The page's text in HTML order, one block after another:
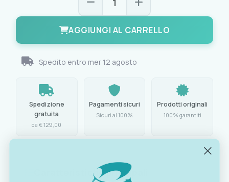
AGGIUNGI AL CARRELLO
Spedito entro mer 12 agosto
Spedizione
gratuita
da € 129,00
Pagamenti sicuri
Sicuri al 100%
Prodotti originali
100% garantiti
Caratteristiche principali